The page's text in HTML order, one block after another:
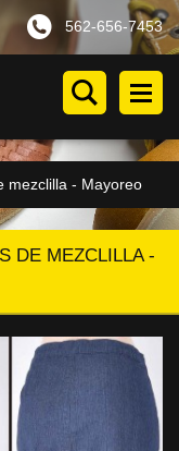
562-656-7453
mezclilla - Mayoreo
DE MEZCLILLA -